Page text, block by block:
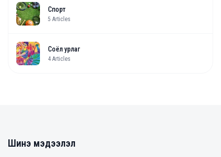
Спорт
5 Articles
Соёл урлаг
4 Articles
Шинэ мэдээлэл